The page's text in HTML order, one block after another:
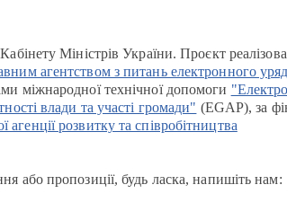
Міністрів України. Проєкт
агентством з питань електронного
міжнародної технічної допомоги
влади та участі громади" (EGAP), за
агенції розвитку та співробітництва
або пропозиції, будь ласка, напишіть нам: